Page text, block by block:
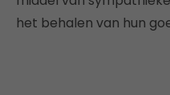
het behalen van hun